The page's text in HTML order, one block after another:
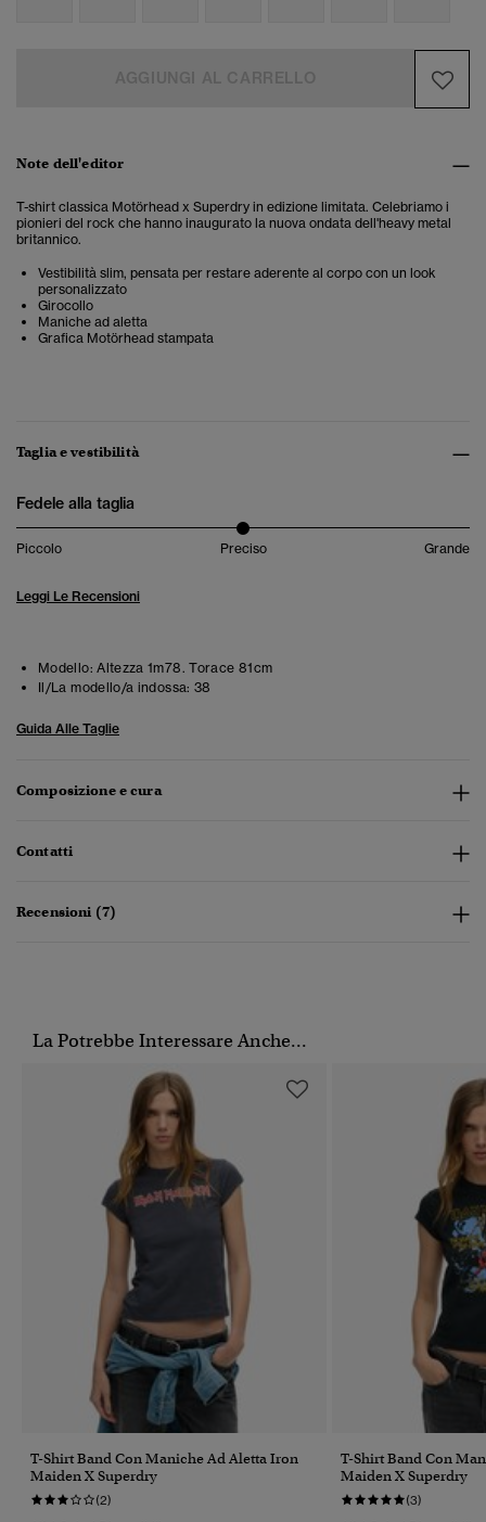
Note dell'editor
T-shirt classica Motörhead x Superdry in edizione limitata. Celebriamo i
pionieri del rock che hanno inaugurato la nuova ondata dell'heavy metal
britannico.
Vestibilità slim, pensata per restare aderente al corpo con un look
personalizzato
Girocollo
Maniche ad aletta
Grafica Motörhead stampata
Taglia e vestibilità
Fedele alla taglia
Piccolo Preciso Grande
Leggi Le Recensioni
Modello: Altezza 1m78. Torace 81cm
Il/La modello/a indossa: 38
Guida Alle Taglie
Composizione e cura
Contatti
Recensioni (7)
La Potrebbe Interessare Anche...
T-Shirt Band Con Maniche Ad Aletta Iron
Maiden X Superdry
(2)
T-Shirt Band Con
Maiden X Superdry
(3)